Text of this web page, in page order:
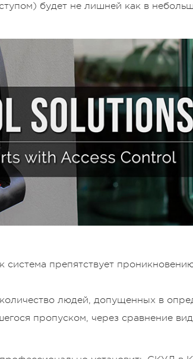
будет не лишней как в
система препятствует
людей, допущенных в
пропуском, через сравнение